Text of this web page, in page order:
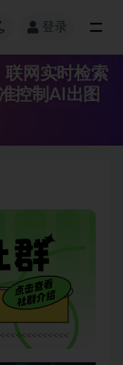
登录
联网实时检索
控制AI出图